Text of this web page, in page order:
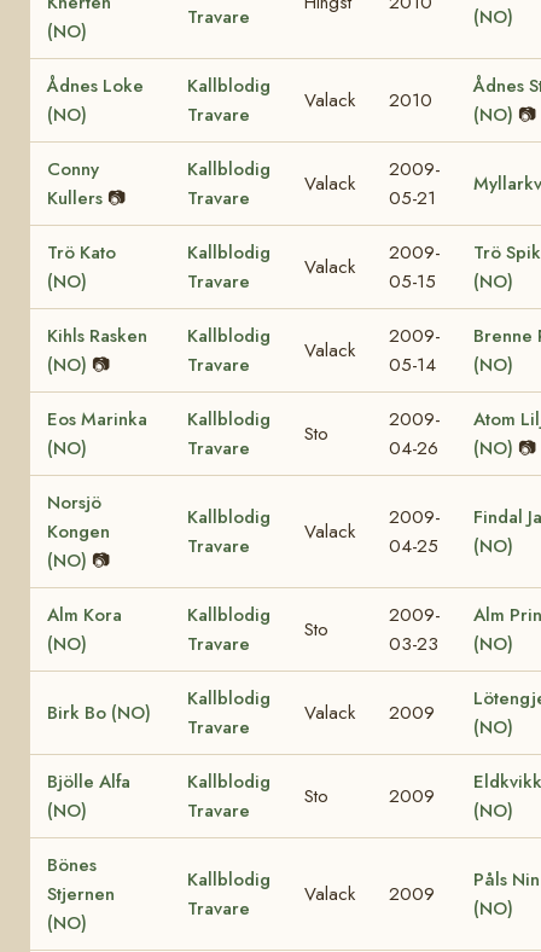
(NO)
Travare
(NO)
Ådnes Loke
(NO)
Kallblodig
Travare
Valack 2010
Ådnes
(NO) 📷
Conny
Kullers 📷
Kallblodig
Travare
Valack
2009-
05-21
Trö Kato
(NO)
Kallblodig
Travare
Valack
2009-
05-15
Trö
(NO)
Kihls Rasken
(NO) 📷
Kallblodig
Travare
Valack
2009-
05-14
Brenne
(NO)
Eos Marinka
(NO)
Kallblodig
Travare
Sto
2009-
04-26
Atom
(NO) 📷
Norsjö
Kongen
(NO) 📷
Kallblodig
Travare
Valack
2009-
04-25
Findal
(NO)
Alm Kora
(NO)
Kallblodig
Travare
Sto
2009-
03-23
Alm
(NO)
Birk Bo (NO)
Kallblodig
Travare
Valack 2009
(NO)
Bjölle Alfa
(NO)
Kallblodig
Travare
Sto 2009
(NO)
Bönes
Stjernen
(NO)
Kallblodig
Travare
Valack 2009
Påls
(NO)